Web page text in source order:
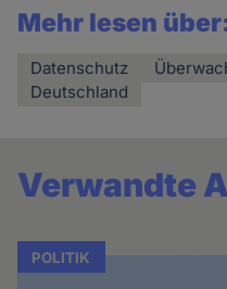
Mehr lesen
Datenschutz
Deutschland
Verwandte
POLITIK